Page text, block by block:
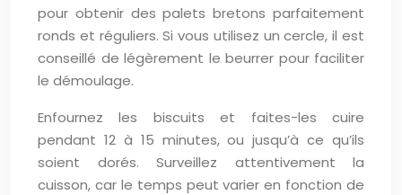
pour obtenir des palets bretons parfaitement
ronds et réguliers. Si vous utilisez un cercle, il est
conseillé de légèrement le beurrer pour faciliter
le démoulage.
Enfournez les biscuits et faites-les cuire
pendant 12 à 15 minutes, ou jusqu’à ce qu’ils
soient dorés. Surveillez attentivement la
cuisson, car le temps peut varier en fonction de